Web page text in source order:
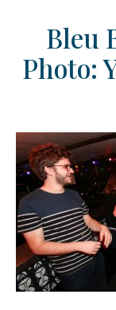
Bleu
Photo: